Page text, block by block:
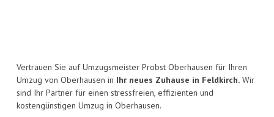
Vertrauen Sie auf Umzugsmeister Probst Oberhausen für Ihren
Umzug von Oberhausen in Ihr neues Zuhause in Feldkirch. Wir
sind Ihr Partner für einen stressfreien, effizienten und
kostengünstigen Umzug in Oberhausen.